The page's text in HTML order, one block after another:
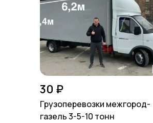
30 ₽
Грузоперевозки межгород-
газель 3-5-10 тонн